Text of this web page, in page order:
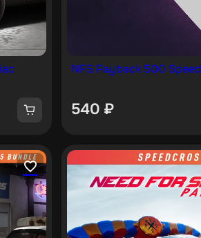
NFS Payback 500
540 ₽